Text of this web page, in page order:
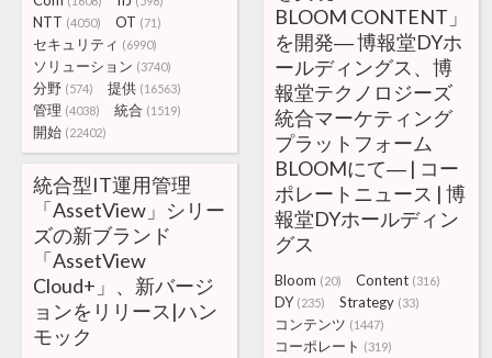
NTT (4050) OT (71)
セキュリティ (6990)
ソリューション (3740)
分野 (574) 提供 (16563)
管理 (4038) 統合 (1519)
開始 (22402)
BLOOM CONTENT」
を開発― 博報堂DYホ
ールディングス、博
報堂テクノロジーズ
統合マーケティング
プラットフォーム
BLOOMにて― | コー
ポレートニュース | 博
報堂DYホールディン
グス
Bloom (20) Content (316)
DY (235) Strategy (33)
コンテンツ (1447)
コーポレート (319)
統合型IT運用管理
「AssetView」シリー
ズの新ブランド
「AssetView
Cloud+」、新バージ
ョンをリリース|ハン
モック